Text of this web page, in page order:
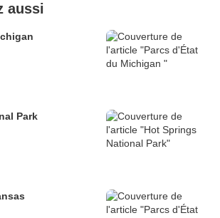
aussi
Park